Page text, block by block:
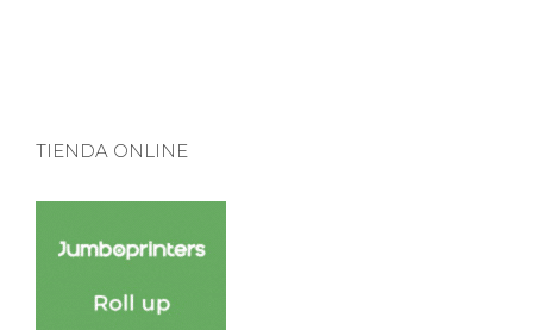
TIENDA ONLINE